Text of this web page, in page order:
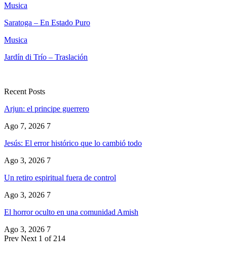
Musica
Saratoga – En Estado Puro
Musica
Jardín di Trío – Traslación
Recent Posts
Arjun: el principe guerrero
Ago 7, 2026 7
Jesús: El error histórico que lo cambió todo
Ago 3, 2026 7
Un retiro espiritual fuera de control
Ago 3, 2026 7
El horror oculto en una comunidad Amish
Ago 3, 2026 7
Prev Next 1 of 214